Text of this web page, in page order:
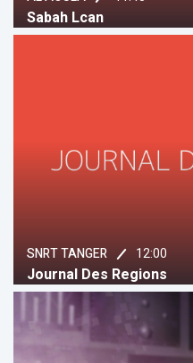
Sabah Lcan
SNRT TANGER 12:00
Journal Des Regions